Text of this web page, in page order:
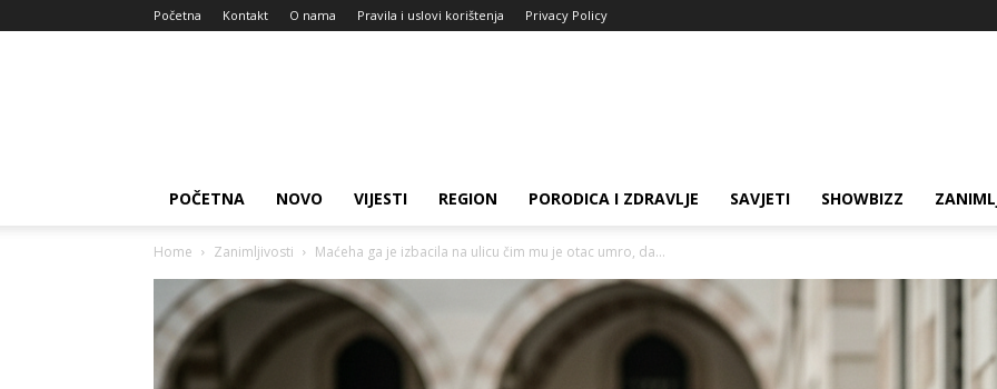
Početna Kontakt O nama Pravila i uslovi korištenja Privacy Policy
POČETNA NOVO VIJESTI REGION PORODICA I ZDRAVLJE SAVJETI SHOWBIZZ
Home Zanimljivosti Maćeha ga je izbacila na ulicu čim mu je otac umro, da...